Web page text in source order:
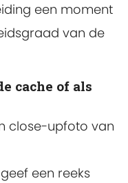
een moment
van de
cache of als
close-upfoto van
een reeks